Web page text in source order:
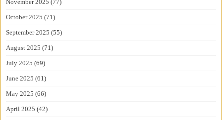
November 2025 (77)
October 2025 (71)
September 2025 (55)
August 2025 (71)
July 2025 (69)
June 2025 (61)
May 2025 (66)
April 2025 (42)